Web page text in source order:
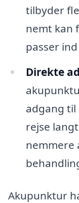
tilbyder
nemt kan
passer
Direkte
adgang til
rejse
nemmere
Akupunktur